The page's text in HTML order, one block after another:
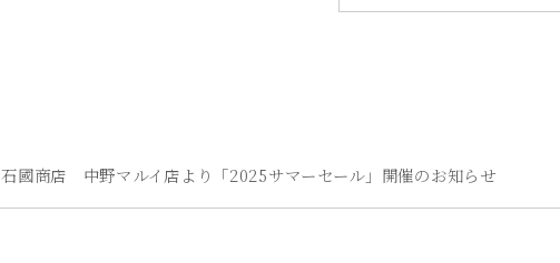
石國商店 中野マルイ店より「2025サマーセール」開催のお知らせ